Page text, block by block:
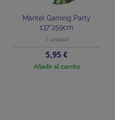
Mantel Gaming Party
137*259cm
1 unidad
Precio
5,95 €
Añadir al carrito